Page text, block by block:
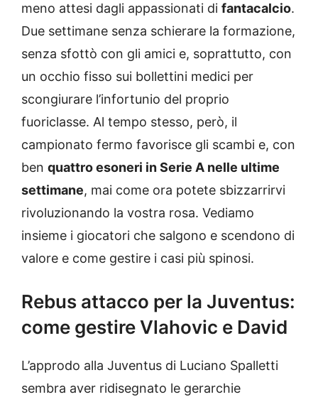
meno attesi dagli appassionati di fantacalcio.
Due settimane senza schierare la formazione,
senza sfottò con gli amici e, soprattutto, con
un occhio fisso sui bollettini medici per
scongiurare l’infortunio del proprio
fuoriclasse. Al tempo stesso, però, il
campionato fermo favorisce gli scambi e, con
ben quattro esoneri in Serie A nelle ultime
settimane, mai come ora potete sbizzarrirvi
rivoluzionando la vostra rosa. Vediamo
insieme i giocatori che salgono e scendono di
valore e come gestire i casi più spinosi.
Rebus attacco per la Juventus:
come gestire Vlahovic e David
L’approdo alla Juventus di Luciano Spalletti
sembra aver ridisegnato le gerarchie